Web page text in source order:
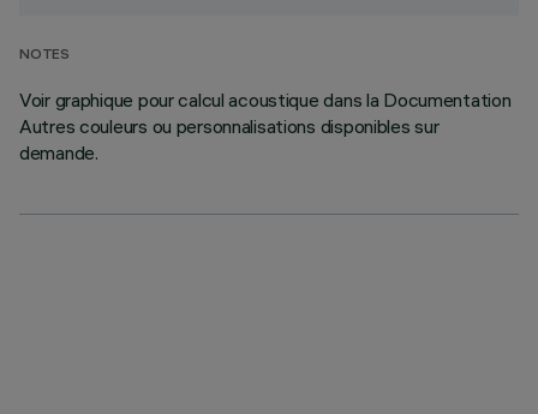
NOTES
Voir graphique pour calcul acoustique dans la Documentation
Autres couleurs ou personnalisations disponibles sur
demande.